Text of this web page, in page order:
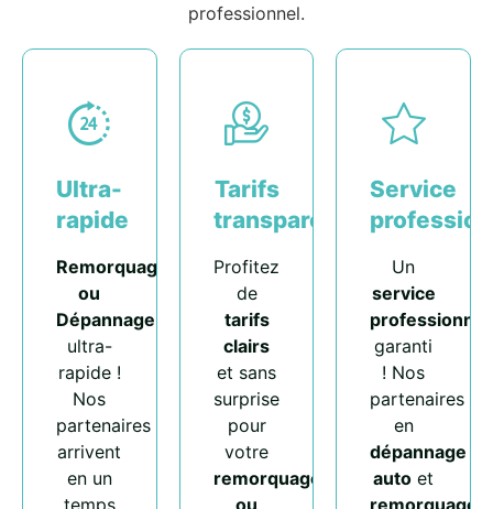
professionnel.
Ultra-
rapide
Remorquage
ou
Dépannage
ultra-
rapide !
Nos
partenaires
arrivent
en un
Tarifs
transparents
Profitez
de
tarifs
clairs
et sans
surprise
pour
votre
remorquage
Service
Un
service
professionnel
garanti
! Nos
partenaires
en
dépannage
auto et